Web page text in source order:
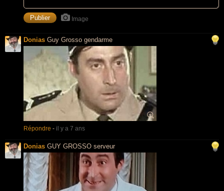
Image
Donias Guy Grosso gendarme
Répondre - il y a 7 ans
Donias GUY GROSSO serveur